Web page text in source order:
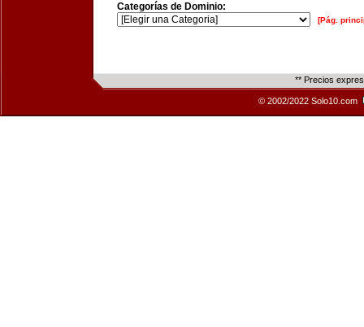
Categorías de Dominio:
[Pág.
** Precios
© 2002/2022 Solo10.com